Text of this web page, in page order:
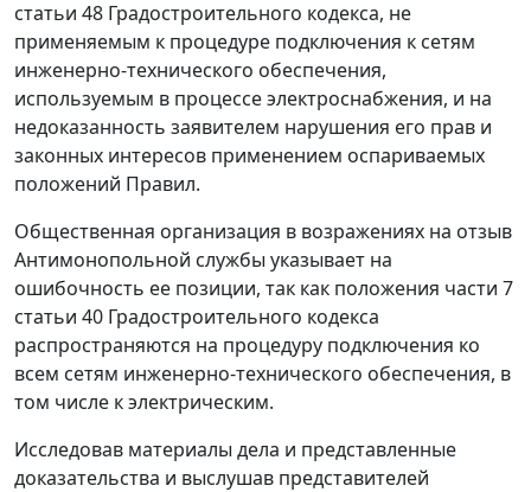
статьи 48 Градостроительного кодекса, не
применяемым к процедуре подключения к сетям
инженерно-технического обеспечения,
используемым в процессе электроснабжения, и на
недоказанность заявителем нарушения его прав и
законных интересов применением оспариваемых
положений Правил.
Общественная организация в возражениях на отзыв
Антимонопольной службы указывает на
ошибочность ее позиции, так как положения части 7
статьи 40 Градостроительного кодекса
распространяются на процедуру подключения ко
всем сетям инженерно-технического обеспечения, в
том числе к электрическим.
Исследовав материалы дела и представленные
доказательства и выслушав представителей